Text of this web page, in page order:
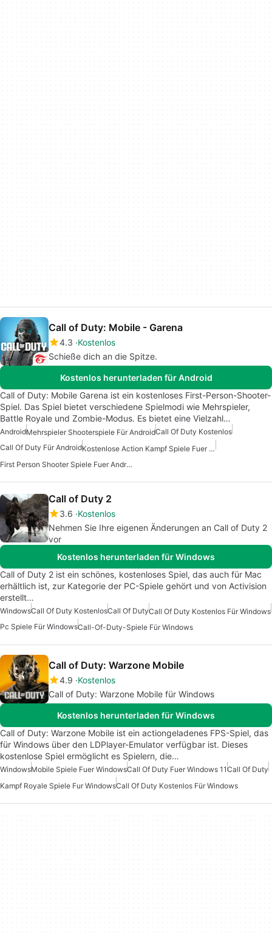
Call of Duty: Mobile - Garena
4.3 Kostenlos
Schieße dich an die Spitze.
Kostenlos herunterladen für Android
Call of Duty: Mobile Garena ist ein kostenloses First-Person-Shooter-
Spiel. Das Spiel bietet verschiedene Spielmodi wie Mehrspieler,
Battle Royale und Zombie-Modus. Es bietet eine Vielzahl…
AndroidMehrspieler Shooterspiele Für AndroidCall Of Duty Kostenlos
Call Of Duty Für Android
Kostenlose Action Kampf Spiele Fuer Android
First Person Shooter Spiele Fuer Android
Call of Duty 2
3.6 Kostenlos
Nehmen Sie Ihre eigenen Änderungen an Call of Duty 2
vor
Kostenlos herunterladen für Windows
Call of Duty 2 ist ein schönes, kostenloses Spiel, das auch für Mac
erhältlich ist, zur Kategorie der PC-Spiele gehört und von Activision
erstellt…
WindowsCall Of Duty KostenlosCall Of DutyCall Of Duty Kostenlos Für Windows
Pc Spiele Für WindowsCall-Of-Duty-Spiele Für Windows
Call of Duty: Warzone Mobile
4.9 Kostenlos
Call of Duty: Warzone Mobile für Windows
Kostenlos herunterladen für Windows
Call of Duty: Warzone Mobile ist ein actiongeladenes FPS-Spiel, das
für Windows über den LDPlayer-Emulator verfügbar ist. Dieses
kostenlose Spiel ermöglicht es Spielern, die…
WindowsMobile Spiele Fuer WindowsCall Of Duty Fuer Windows 11Call Of Duty
Kampf Royale Spiele Fur WindowsCall Of Duty Kostenlos Für Windows